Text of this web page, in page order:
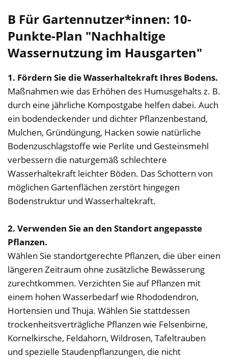
B Für Gartennutzer*innen: 10-
Punkte-Plan "Nachhaltige
Wassernutzung im Hausgarten"
1. Fördern Sie die Wasserhaltekraft Ihres Bodens.
Maßnahmen wie das Erhöhen des Humusgehalts z. B.
durch eine jährliche Kompostgabe helfen dabei. Auch
ein bodendeckender und dichter Pflanzenbestand,
Mulchen, Gründüngung, Hacken sowie natürliche
Bodenzuschlagstoffe wie Perlite und Gesteinsmehl
verbessern die naturgemäß schlechtere
Wasserhaltekraft leichter Böden. Das Schottern von
möglichen Gartenflächen zerstört hingegen
Bodenstruktur und Wasserhaltekraft.
2. Verwenden Sie an den Standort angepasste
Pflanzen.
Wählen Sie standortgerechte Pflanzen, die über einen
längeren Zeitraum ohne zusätzliche Bewässerung
zurechtkommen. Verzichten Sie auf Pflanzen mit
einem hohen Wasserbedarf wie Rhododendron,
Hortensien und Thuja. Wählen Sie stattdessen
trockenheitsverträgliche Pflanzen wie Felsenbirne,
Kornelkirsche, Feldahorn, Wildrosen, Tafeltrauben
und spezielle Staudenpflanzungen, die nicht